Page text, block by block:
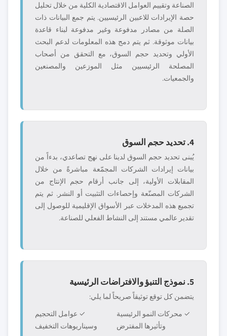
الصناعة وتقييم العوامل الاقتصادية الكلية من خلال تحليل
حصة الإيرادات للاعبين الرئيسيين. يتم جمع البيانات ذات
الصلة من مصادر مدفوعة وغير مدفوعة لبناء قاعدة
بيانات موثوقة. ثم يتم دمج هذه المعلومات لدعم البحث
الأولي وتحديد حجم السوق، مع التحقق من أصحاب
المصلحة الرئيسيين مثل الموزعين والمصنعين
والجمعيات.
4. تحديد حجم السوق
يُبنى تحديد حجم السوق لدينا على نهج تصاعدي، بدءاً من
بيانات إيرادات الشركات المجمّعة مباشرةً من خلال
المقابلات الأولية، إلى جانب أرقام حجم الإنتاج من
الشركات المصنّعة وإحصاءات التثبيت أو النشر. ثم يتم
تجميع هذه المدخلات عبر الأسواق الإقليمية للوصول إلى
تقدير عالمي مستند إلى النشاط الفعلي للصناعة.
5. نموذج التنبؤ والافتراضات الرئيسية
يتضمن كل توقع توثيقاً صريحاً لما يلي:
✓ محركات النمو الرئيسية
وتأثيرها المفترض
✓ عوامل التحجيم
وسيناريوهات التخفيف